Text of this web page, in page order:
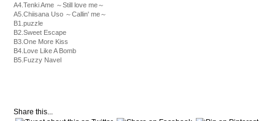
A4.Tenki Ame ～Still love me～
A5.Chiisana Uso ～Callin' me～
B1.puzzle
B2.Sweet Escape
B3.One More Kiss
B4.Love Like A Bomb
B5.Fuzzy Navel
Share this...